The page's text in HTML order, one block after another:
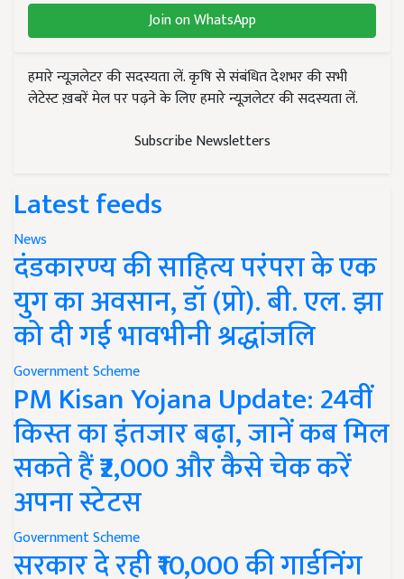
Join on WhatsApp
हमारे न्यूज़लेटर की सदस्यता लें. कृषि से संबंधित देशभर की सभी
लेटेस्ट ख़बरें मेल पर पढ़ने के लिए हमारे न्यूज़लेटर की सदस्यता लें.
Subscribe Newsletters
Latest feeds
News
दंडकारण्य की साहित्य परंपरा के एक
युग का अवसान, डॉ (प्रो). बी. एल. झा
को दी गई भावभीनी श्रद्धांजलि
Government Scheme
PM Kisan Yojana Update: 24वीं
किस्त का इंतजार बढ़ा, जानें कब मिल
सकते हैं ₹2,000 और कैसे चेक करें
अपना स्टेटस
Government Scheme
सरकार दे रही ₹10,000 की गार्डनिंग